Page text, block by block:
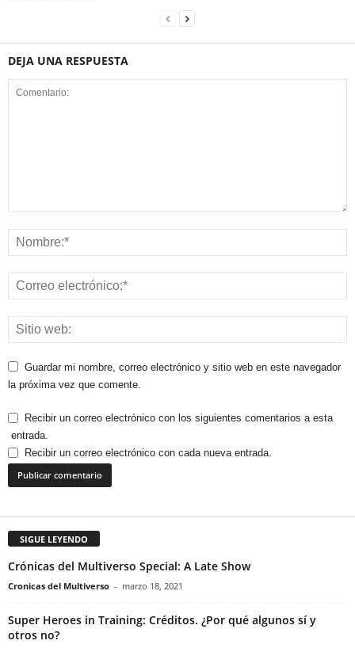
DEJA UNA RESPUESTA
Guardar mi nombre, correo electrónico y sitio web en este navegador
la próxima vez que comente.
Recibir un correo electrónico con los siguientes comentarios a esta
entrada.
Recibir un correo electrónico con cada nueva entrada.
SIGUE LEYENDO
Crónicas del Multiverso Special: A Late Show
Cronicas del Multiverso - marzo 18, 2021
Super Heroes in Training: Créditos. ¿Por qué algunos sí y
otros no?